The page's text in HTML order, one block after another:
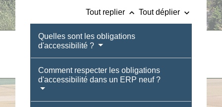
Tout replier keyboard_arrow_up Tout déplier keyboard_arrow_down
Quelles sont les obligations
d'accessibilité ?
Comment respecter les obligations
d'accessibilité dans un ERP neuf ?